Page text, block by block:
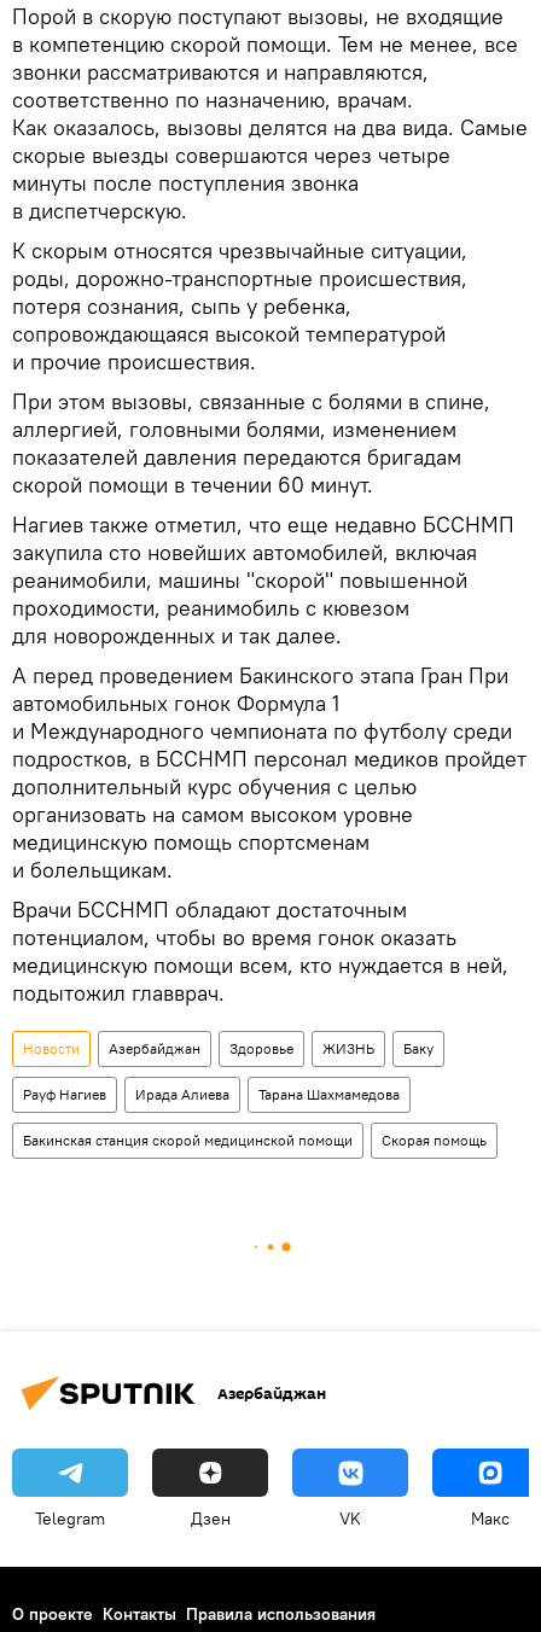
Порой в скорую поступают вызовы, не входящие
в компетенцию скорой помощи. Тем не менее, все
звонки рассматриваются и направляются,
соответственно по назначению, врачам.
Как оказалось, вызовы делятся на два вида. Самые
скорые выезды совершаются через четыре
минуты после поступления звонка
в диспетчерскую.
К скорым относятся чрезвычайные ситуации,
роды, дорожно-транспортные происшествия,
потеря сознания, сыпь у ребенка,
сопровождающаяся высокой температурой
и прочие происшествия.
При этом вызовы, связанные с болями в спине,
аллергией, головными болями, изменением
показателей давления передаются бригадам
скорой помощи в течении 60 минут.
Нагиев также отметил, что еще недавно БССНМП
закупила сто новейших автомобилей, включая
реанимобили, машины "скорой" повышенной
проходимости, реанимобиль с кювезом
для новорожденных и так далее.
А перед проведением Бакинского этапа Гран При
автомобильных гонок Формула 1
и Международного чемпионата по футболу среди
подростков, в БССНМП персонал медиков пройдет
дополнительный курс обучения с целью
организовать на самом высоком уровне
медицинскую помощь спортсменам
и болельщикам.
Врачи БССНМП обладают достаточным
потенциалом, чтобы во время гонок оказать
медицинскую помощи всем, кто нуждается в ней,
подытожил главврач.
Новости Азербайджан Здоровье ЖИЗНЬ Баку
Рауф Нагиев Ирада Алиева Тарана Шахмамедова
Бакинская станция скорой медицинской помощи Скорая помощь
Азербайджан
Telegram Дзен VK Макс
О проекте Контакты Правила использования